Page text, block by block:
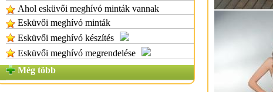
Ahol esküvői meghívó minták vannak
Esküvői meghívó minták
Esküvői meghívó készítés
Esküvői meghívó megrendelése
Még több